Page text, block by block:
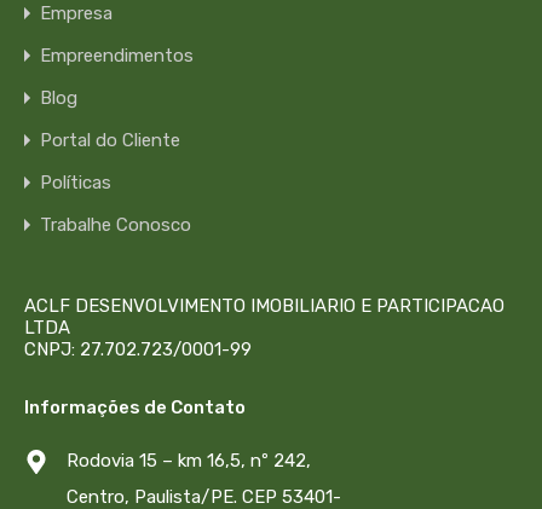
Empresa
Empreendimentos
Blog
Portal do Cliente
Políticas
Trabalhe Conosco
ACLF DESENVOLVIMENTO IMOBILIARIO E PARTICIPACAO
LTDA
CNPJ: 27.702.723/0001-99
Informações de Contato
Rodovia 15 – km 16,5, nº 242,
Centro, Paulista/PE. CEP 53401-